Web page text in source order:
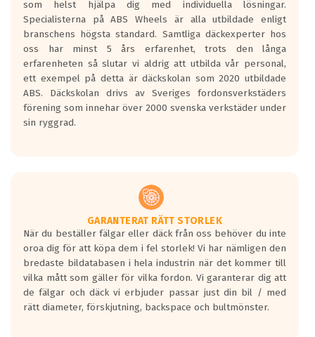
den kortaste bromssträckan och F är den
längsta.
Inga D eller G betyg delas ut för
personbilar och lätta lastbilar.
Betyget sätts efter ett test där däcken
skall bromsa in på en väg där det ligger
0.5-1.5 mm vatten.
I 80km/h kommer skillnaden på
Vid körning i över 50km/h brukar
rullmotståndets ljud överträffa
motorljudet.
På däckmärkningen kommer det finnas
en symbol av ett däck med vågar. Hög
bullernivå markeras med svarta vågor
medans de vita vågorna påvisar om det är
ett tyst däck.
som helst hjälpa dig med individuella lösningar.
Specialisterna på ABS Wheels är alla utbildade enligt
branschens högsta standard. Samtliga däckexperter hos
oss har minst 5 års erfarenhet, trots den långa
erfarenheten så slutar vi aldrig att utbilda vår personal,
ett exempel på detta är däckskolan som 2020 utbildade
ABS. Däckskolan drivs av Sveriges fordonsverkstäders
förening som innehar över 2000 svenska verkstäder under
sin ryggrad.
GARANTERAT RÄTT STORLEK
När du beställer fälgar eller däck från oss behöver du inte
oroa dig för att köpa dem i fel storlek! Vi har nämligen den
bredaste bildatabasen i hela industrin när det kommer till
vilka mått som gäller för vilka fordon. Vi garanterar dig att
de fälgar och däck vi erbjuder passar just din bil / med
rätt diameter, förskjutning, backspace och bultmönster.